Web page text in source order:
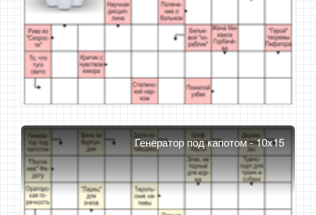
Генератор под капотом - 10x15